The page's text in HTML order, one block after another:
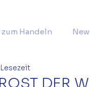
Handeln
DER